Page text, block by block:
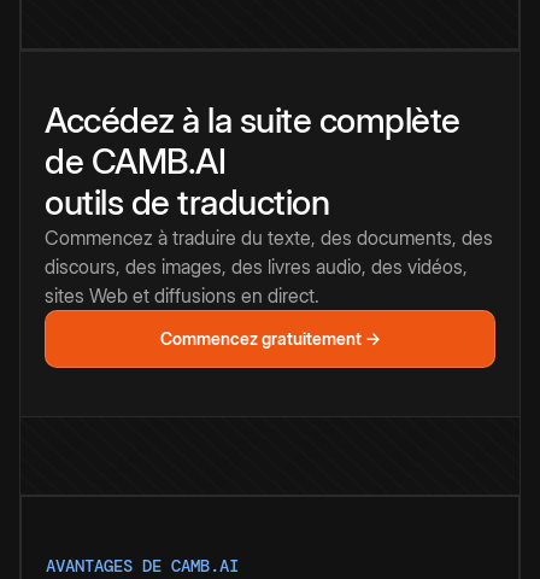
Accédez à la suite complète
de CAMB.AI
outils de traduction
Commencez à traduire du texte, des documents, des
discours, des images, des livres audio, des vidéos,
sites Web et diffusions en direct.
Commencez gratuitement →
AVANTAGES DE CAMB.AI